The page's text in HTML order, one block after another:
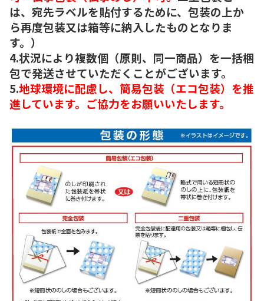
は、宛先ラベルを貼付するために、包装の上か
ら再度包装又は箱等に納入したものとなりま
す。）
4.状況により複数個（原則、同一商品）を一括梱
包で発送させていただくことがございます。
5.地球環境に配慮し、簡易包装（エコ包装）を推
進しています。ご協力をお願いいたします。